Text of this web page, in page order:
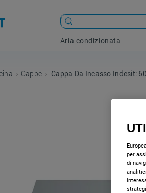
Aria condizionata
Cappe Cappa Da Incasso Indesit:
per
di